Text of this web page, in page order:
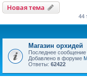
Новая тема
44
Магазин орхидей
Последнее сообщение
Добавлено в форуме
Ответы: 62422